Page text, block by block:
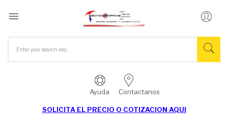

Ayuda Contactanos
SOLICITA EL PRECIO O COTIZACION AQUI